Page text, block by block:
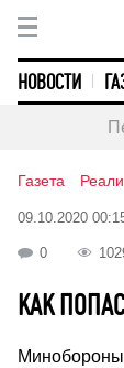
НОВОСТИ
Газета
09.10.2020
0
КАК
Минобороны